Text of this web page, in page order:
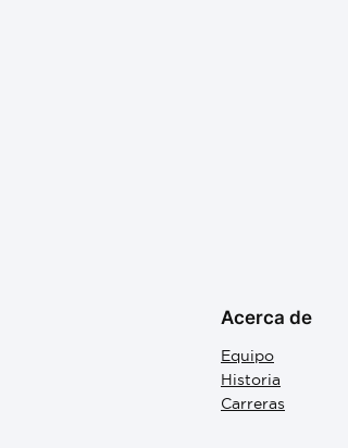
Acerca de
Equipo
Historia
Carreras